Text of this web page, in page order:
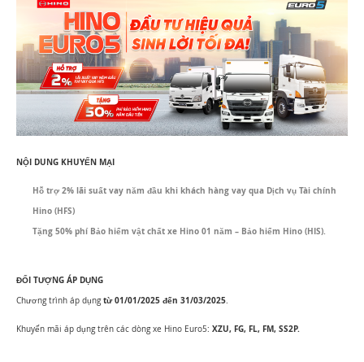
NỘI DUNG KHUYẾN MẠI
Hỗ trợ 2% lãi suất vay năm đầu khi khách hàng vay qua Dịch vụ Tài chính
Hino (HFS)
Tặng 50% phí Bảo hiểm vật chất xe Hino 01 năm – Bảo hiểm Hino (HIS).
ĐỐI TƯỢNG ÁP DỤNG
Chương trình áp dụngtừ 01/01/2025 đến 31/03/2025
Khuyến mãi áp dụng trên các dòng xe Hino Euro5: XZU, FG, FL, FM, SS2P.